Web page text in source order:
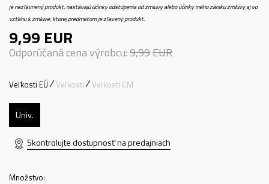
je nezľavnený produkt, nastávajú účinky odstúpenia od zmluvy alebo účinky iného zániku zmluvy aj vo
vzťahu k zmluve, ktorej predmetom je zľavený produkt.
9,99 EUR
Odporúčaná cena výrobcu:9,99EUR
Veľkosti EÚ Veľkosti Veľkosti CM
Univ.
Skontrolujte dostupnosť na predajniach
Množstvo: